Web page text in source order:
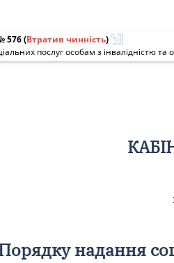
576(Втратив чинність)